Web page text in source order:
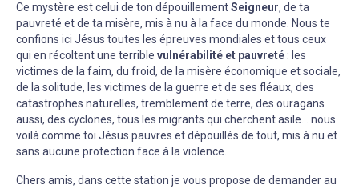
Ce mystère est celui de ton dépouillementSeigneur, de ta
pauvreté et de ta misère, mis à nu à la face du monde. Nous te
confions ici Jésus toutes les épreuves mondiales et tous ceux
qui en récoltent une terrible vulnérabilité et pauvreté : les
victimes de la faim, du froid, de la misère économique et sociale,
de la solitude, les victimes de la guerre et de ses fléaux, des
catastrophes naturelles, tremblement de terre, des ouragans
aussi, des cyclones, tous les migrants qui cherchent asile… nous
voilà comme toi Jésus pauvres et dépouillés de tout, mis à nu et
sans aucune protection face à la violence.
Chers amis, dans cette station je vous propose de demander au